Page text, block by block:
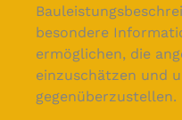
besondere
ermöglichen, die
einzuschätzen und
gegenüberzustellen.